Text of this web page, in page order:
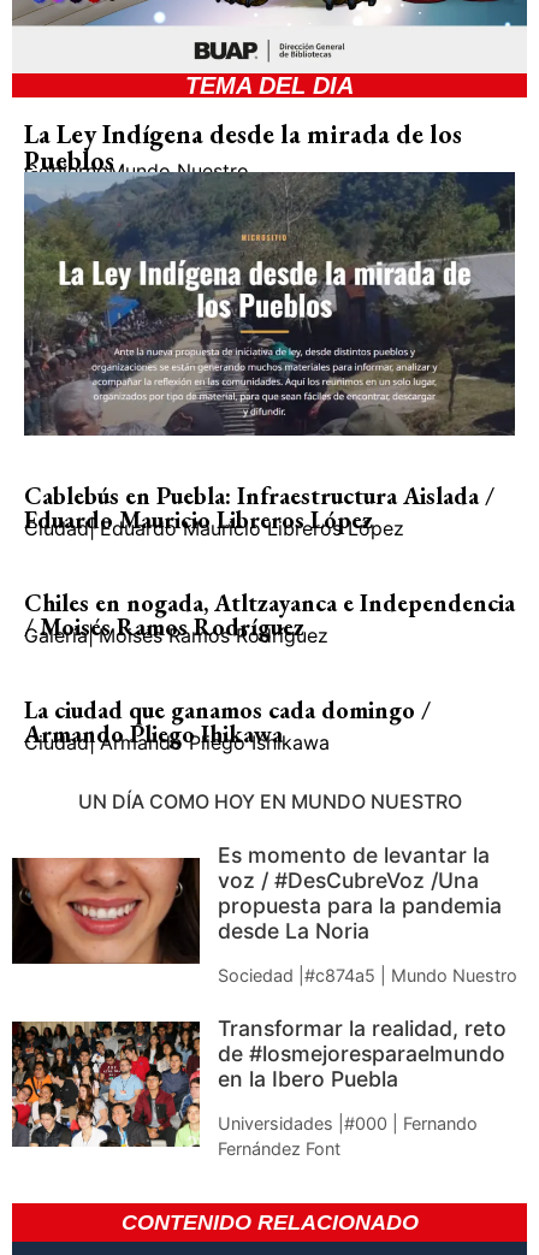
TEMA DEL DIA
La Ley Indígena desde la mirada de los
Pueblos
GobiernoMundo Nuestro
Cablebús en Puebla: Infraestructura Aislada /
Eduardo Mauricio Libreros López
Ciudad| Eduardo Mauricio Libreros López
Chiles en nogada, Atltzayanca e Independencia
/ Moisés Ramos Rodríguez
Galería| Moisés Ramos Rodríguez
La ciudad que ganamos cada domingo /
Armando Pliego Ihikawa
Ciudad| Armando Pliego Ishikawa
UN DÍA COMO HOY EN MUNDO NUESTRO
Es momento de levantar la
voz / #DesCubreVoz /Una
propuesta para la pandemia
desde La Noria
Sociedad |#c874a5 | Mundo Nuestro
Transformar la realidad, reto
de #losmejoresparaelmundo
en la Ibero Puebla
Universidades |#000 | Fernando
Fernández Font
CONTENIDO RELACIONADO